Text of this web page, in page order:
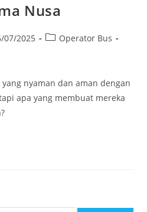
Nusa
07/2025
PostOperator Bus
nyaman dan aman dengan
apa yang membuat mereka